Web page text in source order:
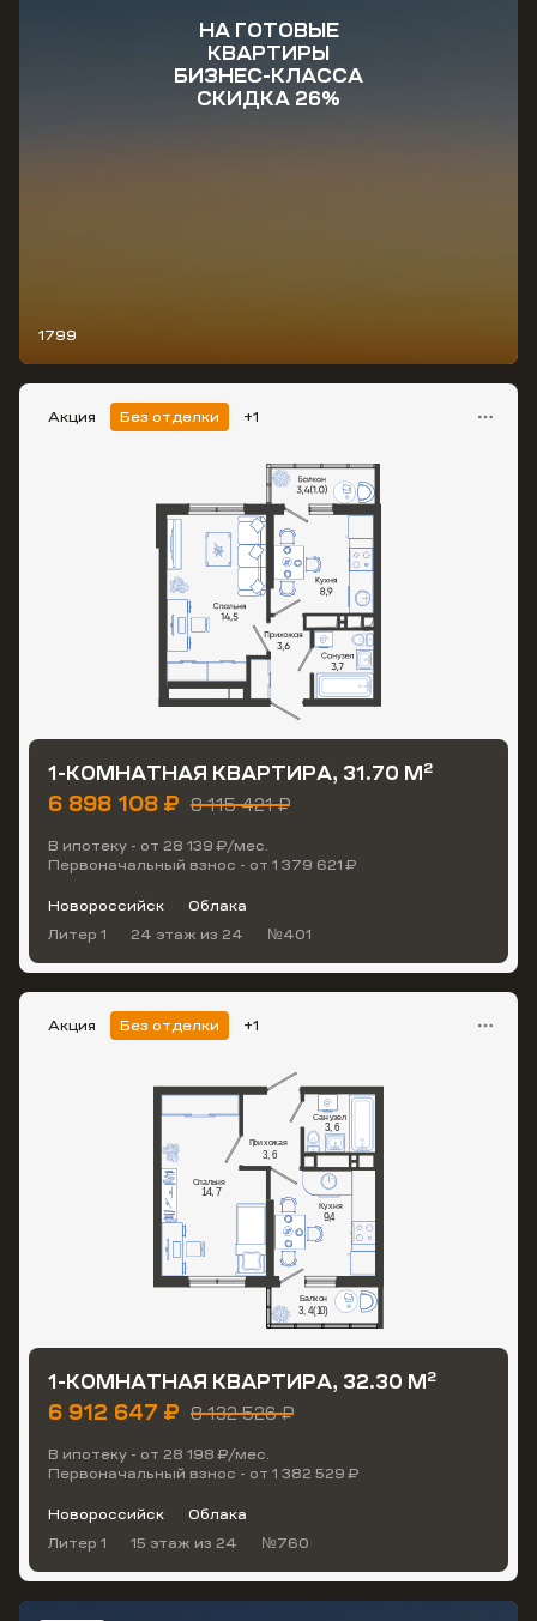
Акция Без отделки +1
1-КОМНАТНАЯ КВАРТИРА, 31.70 М2
6 898 108 ₽ 8 115 421 ₽
В ипотеку - от 28 139 ₽/мес.
Первоначальный взнос - от 1 379 621 ₽
Новороссийск
Облака
Литер 1
24 этаж из 24 №401
Акция Без отделки +1
1-КОМНАТНАЯ КВАРТИРА, 32.30 М2
6 912 647 ₽ 8 132 526 ₽
В ипотеку - от 28 198 ₽/мес.
Первоначальный взнос - от 1 382 529 ₽
Новороссийск
Облака
Литер 1
15 этаж из 24 №760
НА ГОТОВЫЕ
КВАРТИРЫ
БИЗНЕС-КЛАССА
СКИДКА 26%
1799